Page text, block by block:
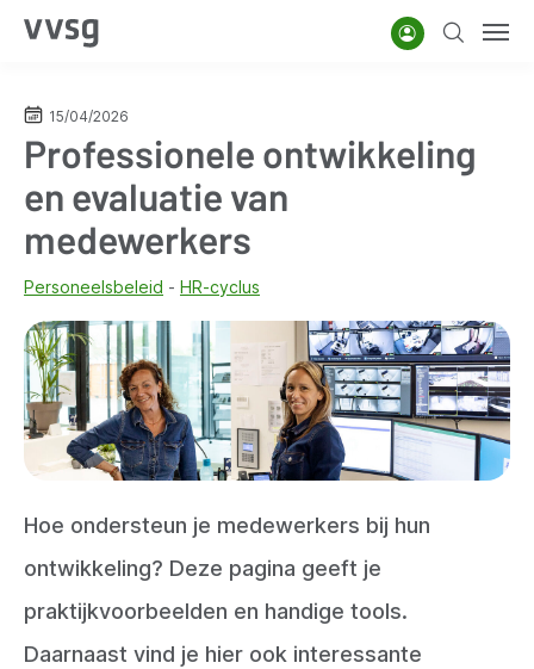
Overslaan
inhoud
AccountZoeken
15/04/2026
Professionele ontwikkeling
en evaluatie van
medewerkers
Personeelsbeleid HR-cyclus
Hoe ondersteun je medewerkers bij hun
ontwikkeling? Deze pagina geeft je
praktijkvoorbeelden en handige tools.
Daarnaast vind je hier ook interessante